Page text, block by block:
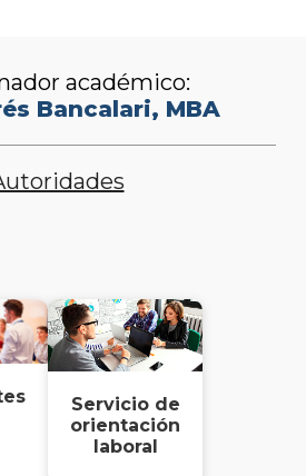
académico:
Bancalari, MBA
Servicio de
orientación
laboral